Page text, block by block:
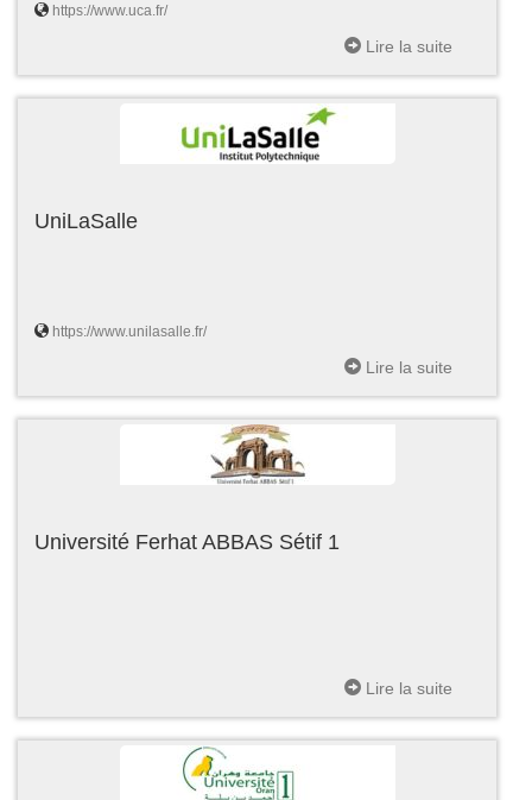
https://www.uca.fr/
Lire la suite
UniLaSalle
https://www.unilasalle.fr/
Lire la suite
Université Ferhat ABBAS Sétif 1
Lire la suite